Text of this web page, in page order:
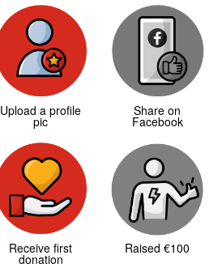
Upload a profile
pic
Share on
Facebook
Receive first
donation
Raised €100